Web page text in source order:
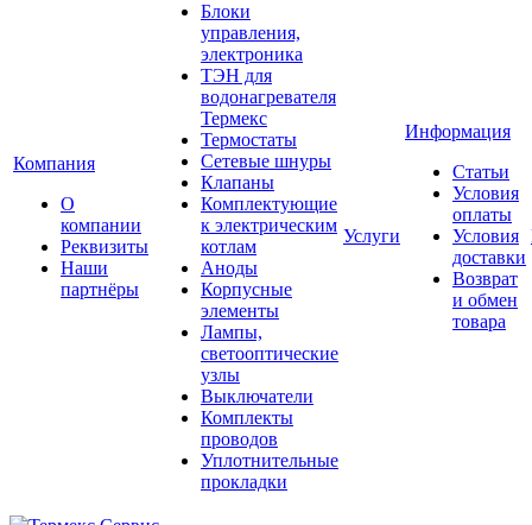
Компания
О
компании
Реквизиты
Наши
партнёры
Блоки
управления,
электроника
ТЭН для
водонагревателя
Термекс
Термостаты
Сетевые шнуры
Клапаны
Комплектующие
к электрическим
котлам
Аноды
Корпусные
элементы
Лампы,
светооптические
узлы
Выключатели
Комплекты
проводов
Уплотнительные
прокладки
Услуги
Информация
Статьи
Условия
оплаты
Условия
доставки
Возврат
и обмен
товара